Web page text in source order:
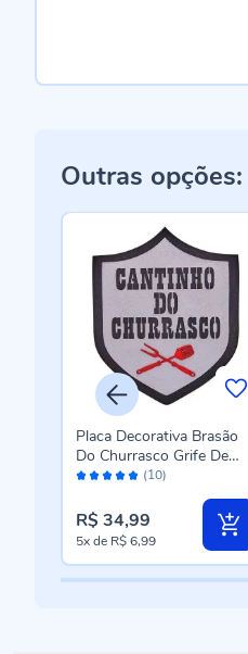
Outras opções:
Avaliação: (10)
Placa Decorativa Brasão
Do Churrasco Grife De
Boteco Forgerini - 202
R$ 34,99
5xde R$ 6,99